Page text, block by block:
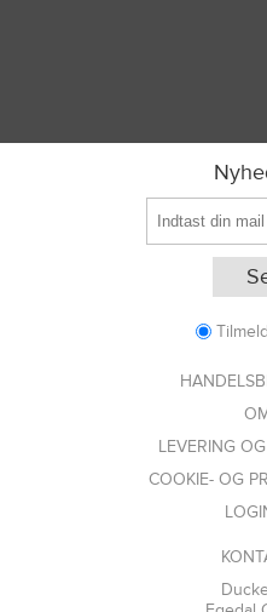
Tilmeld
LEVERING
COOKIE- OG